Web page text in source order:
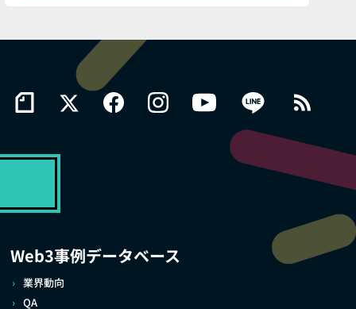
Web3事例データベース
業界動向
QA